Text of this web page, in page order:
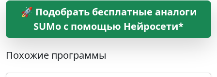
🚀 Подобрать бесплатные аналоги
SUMo с помощью Нейросети*
Похожие программы